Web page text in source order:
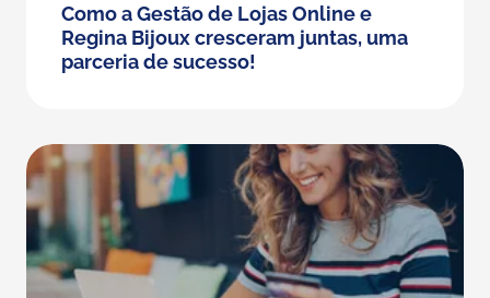
Como a Gestão de Lojas Online e
Regina Bijoux cresceram juntas, uma
parceria de sucesso!